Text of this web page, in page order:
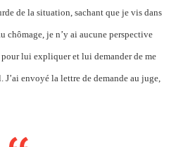
de la situation, sachant que je vis dans
chômage, je n’y ai aucune perspective
lui expliquer et lui demander de me
envoyé la lettre de demande au juge,